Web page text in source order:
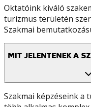
Oktatóink kiváló
turizmus területén
Szakmai
MIT JELENTENEK A
Szakmai képzéseink